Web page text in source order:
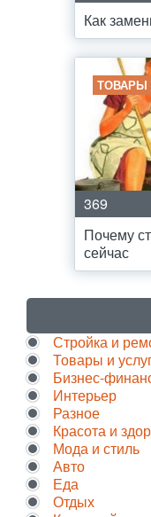
Как
ТОВАРЫ
369
Почему
сейчас
Стройка и
Товары и
Бизнес-
Интерьер
Разное
Красота и
Мода и стиль
Авто
Еда
Отдых